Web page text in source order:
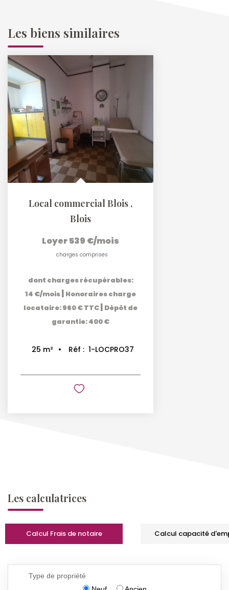
Les biens similaires
Local commercial Blois ,
Blois
Loyer 539 €/mois
charges comprises
dont charges récupérables:
14 €/mois| Honoraires charge
locataire: 960 € TTC| Dépôt de
garantie: 400 €
25 m² Réf : 1-LOCPRO37
Les calculatrices
Calcul Frais de notaire Calcul capacité